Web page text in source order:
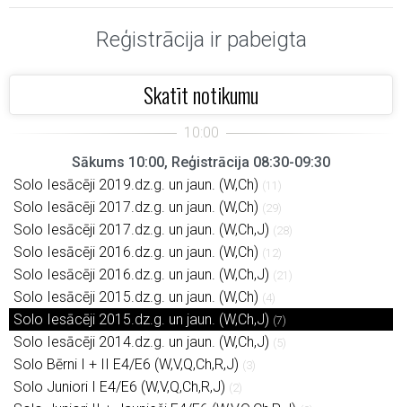
Reģistrācija ir pabeigta
Skatīt notikumu
Sākums 10:00, Reģistrācija 08:30-09:30
Solo Iesācēji 2019.dz.g. un jaun. (W,Ch) (11)
Solo Iesācēji 2017.dz.g. un jaun. (W,Ch) (29)
Solo Iesācēji 2017.dz.g. un jaun. (W,Ch,J) (28)
Solo Iesācēji 2016.dz.g. un jaun. (W,Ch) (12)
Solo Iesācēji 2016.dz.g. un jaun. (W,Ch,J) (21)
Solo Iesācēji 2015.dz.g. un jaun. (W,Ch) (4)
Solo Iesācēji 2015.dz.g. un jaun. (W,Ch,J) (7)
Solo Iesācēji 2014.dz.g. un jaun. (W,Ch,J) (5)
Solo Bērni I + II E4/E6 (W,V,Q,Ch,R,J) (3)
Solo Juniori I E4/E6 (W,V,Q,Ch,R,J) (2)